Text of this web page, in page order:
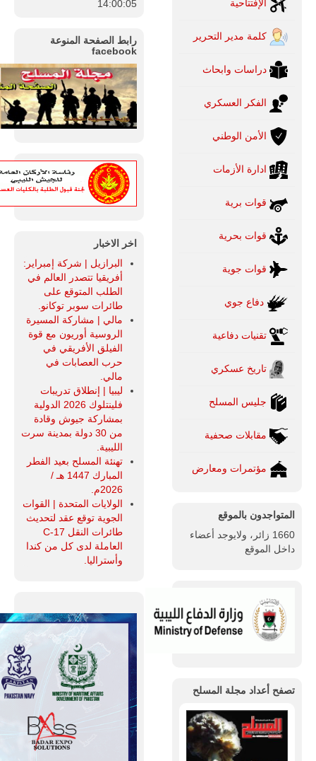
الإفتتاحية
كلمة مدير التحرير
دراسات وابحاث
الفكر العسكري
الأمن الوطني
ادارة الأزمات
قوات برية
قوات بحرية
قوات جوية
دفاع جوي
تقنيات دفاعية
تاريخ عسكري
جليس المسلح
مقابلات صحفية
مؤتمرات ومعارض
المتواجدون بالموقع
1660 زائر، ولايوجد أعضاء
داخل الموقع
تصفح أعداد مجلة المسلح
14:00:06
رابط الصفحة المنوعة
facebook
اخر الاخبار
البرازيل | شركة إمبراير:
أفريقيا تتصدر العالم في
الطلب المتوقع على
طائرات سوبر توكانو.
مالي | مشاركة المسيرة
الروسية أوريون مع قوة
الفيلق الأفريقي في
حرب العصابات في
مالي.
ليبيا | إنطلاق تدريبات
فلينتلوك 2026 الدولية
بمشاركة جيوش وقادة
من 30 دولة بمدينة سرت
الليبية.
تهنئة المسلح بعيد الفطر
المبارك 1447 هـ /
2026م.
الولايات المتحدة | القوات
الجوية توقع عقد لتحديث
طائرات النقل C-17
العاملة لدى كل من كندا
وأستراليا.